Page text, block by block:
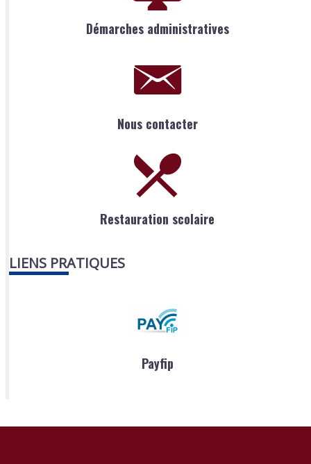
Démarches administratives
Nous contacter
Restauration scolaire
LIENS PRATIQUES
Payfip